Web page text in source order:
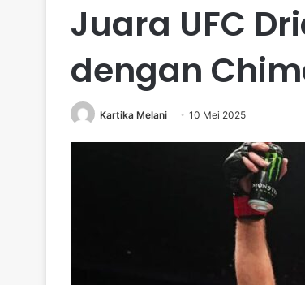
Juara UFC
dengan
Kartika Melani 10 Mei 2025